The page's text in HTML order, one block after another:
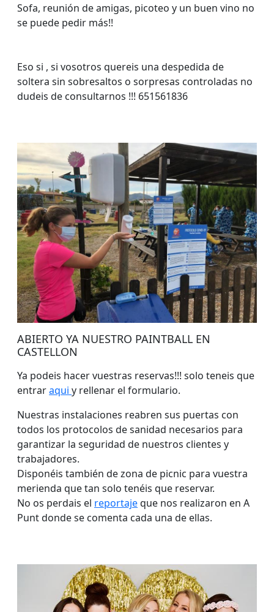
Sofa, reunión de amigas, picoteo y un buen vino no
se puede pedir más!!
Eso si , si vosotros quereis una despedida de
soltera sin sobresaltos o sorpresas controladas no
dudeis de consultarnos !!! 651561836
ABIERTO YA NUESTRO PAINTBALL EN
CASTELLON
Ya podeis hacer vuestras reservas!!! solo teneis que
entraraqui y rellenar el formulario.
Nuestras instalaciones reabren sus puertas con
todos los protocolos de sanidad necesarios para
garantizar la seguridad de nuestros clientes y
trabajadores.
Disponéis también de zona de picnic para vuestra
merienda que tan solo tenéis que reservar.
No os perdais el reportajeque nos realizaron en A
Punt donde se comenta cada una de ellas.